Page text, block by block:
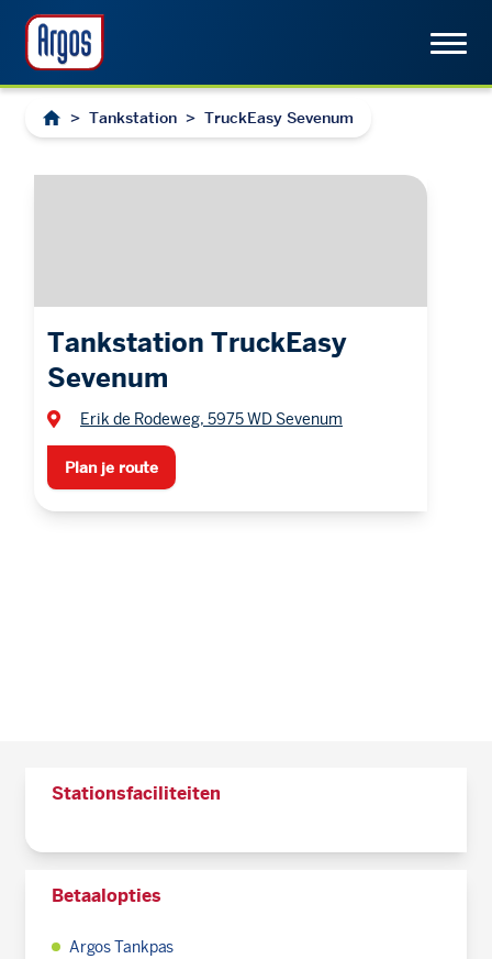
> Tankstation > TruckEasy Sevenum
Tankstation TruckEasy
Sevenum
Erik de Rodeweg, 5975 WD Sevenum
Plan je route
Stationsfaciliteiten
Betaalopties
Argos Tankpas